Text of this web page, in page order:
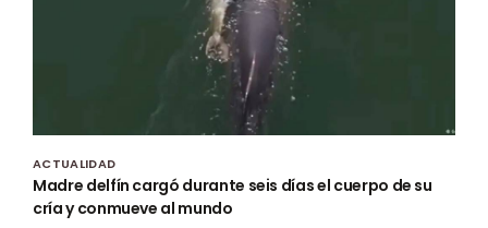
ACTUALIDAD
Madre delfín cargó durante seis días el cuerpo de su
cría y conmueve al mundo